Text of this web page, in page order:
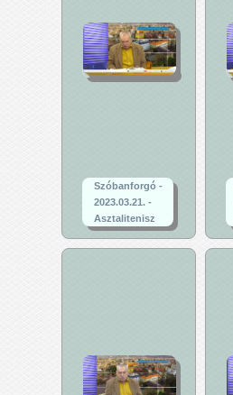
Szóbanforgó -
2023.03.21. -
Asztalitenisz